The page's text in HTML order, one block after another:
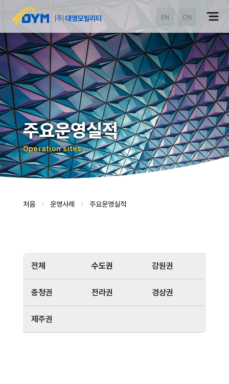
EN CN
처음 운영사례 주요운영실적
주요운영실적
Operation sites
전체 수도권 강원권
충청권 전라권 경상권
제주권